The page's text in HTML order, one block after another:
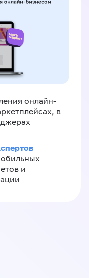
онлайн-
в
и